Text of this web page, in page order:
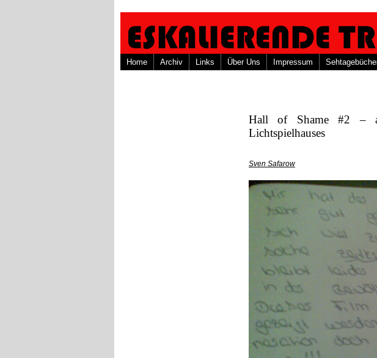
Home Archiv Links Über Uns Impressum
Hall of Shame #2 –
Lichtspielhauses
Sven Safarow